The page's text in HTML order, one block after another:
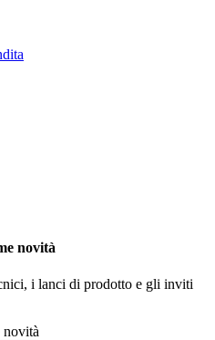
novità
i lanci di prodotto e gli inviti
novità